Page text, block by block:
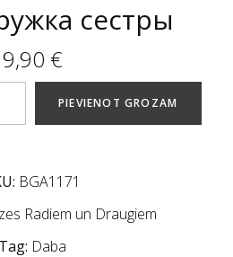
сестры
9,90 €
PIEVIENOT GROZAM
BGA1171
Radiem un Draugiem
Tag: Daba